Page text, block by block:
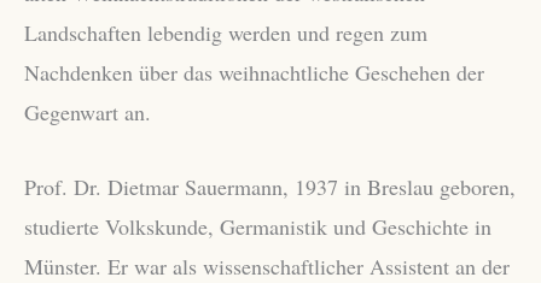
Landschaften lebendig werden und regen zum
Nachdenken über das weihnachtliche Geschehen der
Gegenwart an.
Prof. Dr. Dietmar Sauermann, 1937 in Breslau geboren,
studierte Volkskunde, Germanistik und Geschichte in
Münster. Er war als wissenschaftlicher Assistent an der